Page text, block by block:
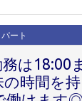
パート
務は18:00
の時間を